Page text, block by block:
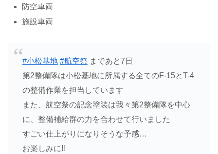
防空車両
施設車両
#小松基地 #航空祭 まであと7日
第2整備隊は小松基地に所属する全てのF-15とT-4
の整備作業を担当しています
また、航空祭の記念塗装は我々第2整備隊を中心
に、整備補給群の力を合わせて行いました
すごい仕上がりになりそうな予感…
お楽しみに‼️